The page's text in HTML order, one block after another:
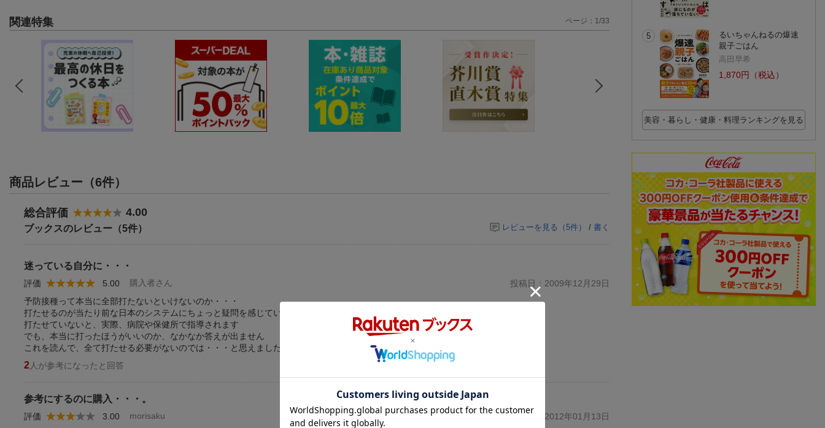
ちいさい・おおき
い・よわい・つよ
い No．61
毛利 子来
(6件)
ちいさい・おおき
い・よわい・つよい
予防接種トンデモ論
由井寅子
(7件)
母子手帳のワナ
高野弘之
(23件)
関連特集 ページ：1/33
商品レビュー（6件）
総合評価 4.00
ブックスのレビュー（5件） レビューを見る（5件） / 書く
迷っている自分に・・・
購入者さん
評価 5.00
投稿日：2009年12月29日
予防接種って本当に全部打たないといけないのか・・・
打たせるのが当たり前な日本のシステムにちょっと疑問を感じていました
打たせていないと、実際、病院や保健所で指導されます
でも、本当に打ったほうがいいのか、なかなか答えが出ません
これを読んで、全て打たせる必要がないのでは・・・と思えました
2 人が参考になったと回答
参考にするのに購入・・・。
morisaku
評価 3.00
投稿日：2012年01月13日
5
るいちゃんねるの爆速
親子ごはん
高田早希
1,870円（税込）
美容・暮らし・健康・料理ランキングを見る